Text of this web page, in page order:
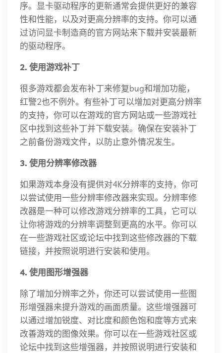
序。显卡驱动程序的更新通常会提供更好的兼容
性和性能，以及对更高分辨率的支持。你可以通
过访问显卡制造商的官方网站来下载并安装最新
的驱动程序。
2. 使用游戏补丁
很多游戏都会发布补丁来修复bug和增加功能，
红警2也不例外。有些补丁可以增加对更高分辨率
的支持，你可以在游戏的官方网站或一些游戏社
区中找到这些补丁并下载安装。确保在安装补丁
之前备份游戏文件，以防止意外情况发生。
3. 使用分辨率修改器
如果游戏本身没有提供对4K分辨率的支持，你可
以尝试使用一些分辨率修改器来实现。分辨率修
改器是一种可以修改游戏分辨率的工具，它可以
让你将游戏的分辨率调整到更高的水平。你可以
在一些游戏社区或论坛中找到这些修改器的下载
链接，并按照说明进行安装和使用。
4. 使用图形增强器
除了增加分辨率之外，你还可以尝试使用一些图
形增强器来提升游戏的画面质量。这些增强器可
以通过增加锐度、对比度和颜色饱和度等方式来
改善游戏的图像效果。你可以在一些游戏社区或
论坛中找到这些增强器，并按照说明进行安装和